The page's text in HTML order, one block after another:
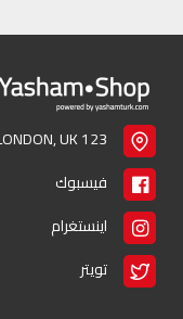
123 MAIN ST. LONDON, UK
فيسبوك
اينستغرام
تويتر